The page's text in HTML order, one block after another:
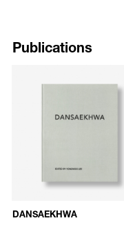
Publications
DANSAEKHWA